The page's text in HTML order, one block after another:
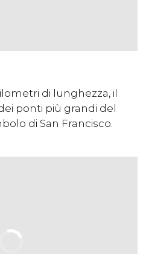
di lunghezza, il
ponti più grandi del
di San Francisco.